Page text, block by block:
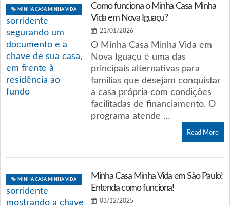
MINHA CASA MINHA VIDA
Como funciona o Minha Casa Minha
Vida em Nova Iguaçu?
21/01/2026
O Minha Casa Minha Vida em
Nova Iguaçu é uma das
principais alternativas para
famílias que desejam conquistar
a casa própria com condições
facilitadas de financiamento. O
programa atende …
Read More
MINHA CASA MINHA VIDA
Minha Casa Minha Vida em São Paulo!
Entenda como funciona!
03/12/2025